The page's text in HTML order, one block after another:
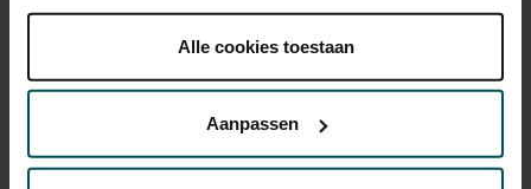
onder 'aanpassen' zelf welke cookies wij mogen
Lees onze cookieverklaring hier. Lees onze
Via decookieverklaringop onze website kunt u uw
Alle cookies toestaan
Aanpassen